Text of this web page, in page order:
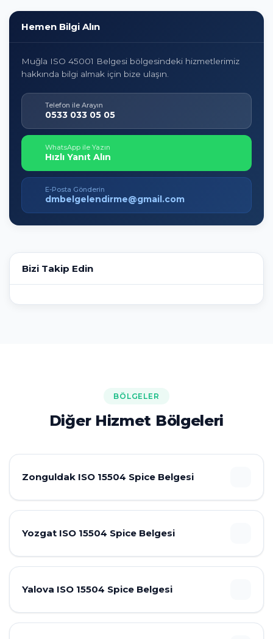
Hemen Bilgi Alın
Muğla ISO 45001 Belgesi bölgesindeki hizmetlerimiz
hakkında bilgi almak için bize ulaşın.
Telefon ile Arayın
0533 033 05 05
WhatsApp ile Yazın
Hızlı Yanıt Alın
E-Posta Gönderin
dmbelgelendirme@gmail.com
Bizi Takip Edin
BÖLGELER
Diğer Hizmet Bölgeleri
Zonguldak ISO 15504 Spice Belgesi
Yozgat ISO 15504 Spice Belgesi
Yalova ISO 15504 Spice Belgesi